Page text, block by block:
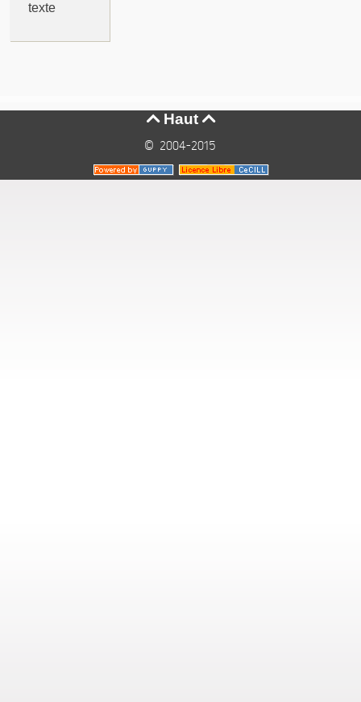
texte
Haut 
© 2004-2015